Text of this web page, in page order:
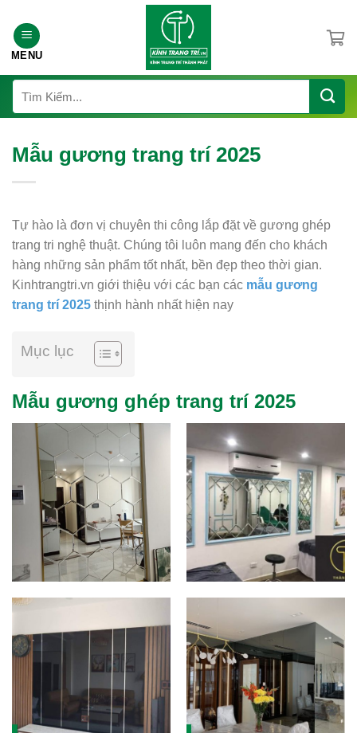
đến
nộiMENU
Tìm
kiếm:
Mẫu gương trang trí 2025
Tự hào là đơn vị chuyên thi công lắp đặt về gương ghép
trang tri nghệ thuật. Chúng tôi luôn mang đến cho khách
hàng những sản phẩm tốt nhất, bền đẹp theo thời gian.
Kinhtrangtri.vn giới thiệu với các bạn các mẫu gương
trang trí 2025 thịnh hành nhất hiện nay
Mục lục
Mẫu gương ghép trang trí 2025